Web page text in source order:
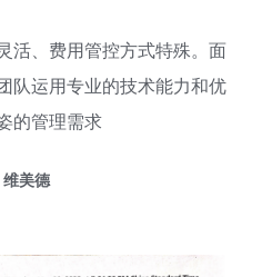
活、费用管控方式特殊。面
队运用专业的技术能力和优
的管理需求
美德